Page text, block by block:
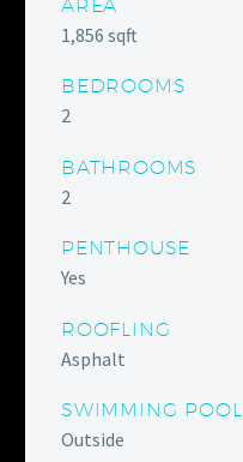
AREA
1,856 sqft
BEDROOMS
2
BATHROOMS
2
PENTHOUSE
Yes
ROOFLING
Asphalt
SWIMMING POOL
Outside